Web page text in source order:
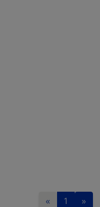
« 1 »